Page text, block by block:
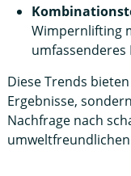
Wimpernlifting
umfassenderes
Diese Trends
Ergebnisse,
Nachfrage nach